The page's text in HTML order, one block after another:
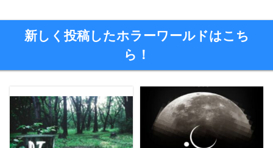
新しく投稿したホラーワールドはこち
ら！